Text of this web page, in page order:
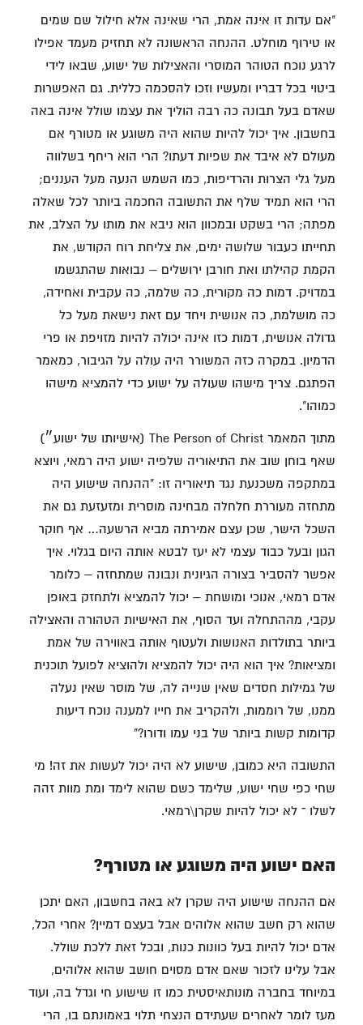
"אם עדות זו אינה אמת, הרי שאינה אלא חילול שם שמים
או טירוף מוחלט. ההנחה הראשונה לא תחזיק מעמד אפילו
לרגע נוכח הטוהר המוסרי והאצילות של ישוע, שבאו לידי
ביטוי בכל דבריו ומעשיו וזכו להסכמה כללית. גם האפשרות
שאדם בעל תבונה כה רבה הוליך את עצמו שולל אינה באה
בחשבון. איך יכול להיות שהוא היה משוגע או מטורף אם
מעולם לא איבד את שפיות דעתו? הרי הוא ריחף בשלווה
מעל גלי הצרות והרדיפות, כמו השמש הנעה מעל העננים;
הרי הוא תמיד שלף את התשובה החכמה ביותר לכל שאלה
מפתה; הרי בשקט ובמכוון הוא ניבא את מותו על הצלב, את
תחייתו כעבור שלושה ימים, את צליחת רוח הקודש, את
הקמת קהילתו ואת חורבן ירושלים – נבואות שהתגשמו
במדויק. דמות כה מקורית, כה שלמה, כה עקבית ואחידה,
כה מושלמת, כה אנושית ויחד עם זאת נישאת מעל כל
גדולה אנושית, דמות כזו אינה יכולה להיות מזויפת או פרי
הדמיון. במקרה כזה המשורר היה עולה על הגיבור, כמאמר
הפתגם. צריך מישהו שעולה על ישוע כדי להמציא מישהו
כמוהו".
מתוך המאמר The Person of Christ (אישיותו של ישוע״)
שאף בוחן שוב את התיאוריה שלפיה ישוע היה רמאי, ויוצא
במתקפה משכנעת נגד תיאוריה זו: "ההנחה שישוע היה
מתחזה מעוררת חלחלה מבחינה מוסרית ומזעזעת גם את
השכל הישר, שכן עצם אמירתה מביא הרשעה… אף חוקר
הגון ובעל כבוד עצמי לא יעז לבטא אותה היום בגלוי. איך
אפשר להסביר בצורה הגיונית ונבונה שמתחזה – כלומר
אדם רמאי, אנוכי ומושחת – יכול להמציא ולתחזק באופן
עקבי, מההתחלה ועד הסוף, את האישיות הטהורה והאצילה
ביותר בתולדות האנושות ולעטוף אותה באווירה של אמת
ומציאות? איך הוא היה יכול להמציא ולהוציא לפועל תוכנית
של גמילות חסדים שאין שנייה לה, של מוסר שאין נעלה
ממנו, של רוממות, ולהקריב את חייו למענה נוכח דיעות
קדומות קשות ביותר של בני עמו ודורו?"
התשובה היא כמובן, שישוע לא היה יכול לעשות את זה! מי
שחי כפי שחי ישוע, שלימד כשם שהוא לימד ומת מוות זהה
לשלו ־ לא יכול להיות שקרן\רמאי.
האם ישוע היה משוגע או מטורף?
אם ההנחה שישוע היה שקרן לא באה בחשבון, האם יתכן
שהוא רק חשב שהוא אלוהים אבל בעצם דמיין? אחרי הכל,
אדם יכול להיות בעל כוונות כנות, ובכל זאת ללכת שולל.
אבל עלינו לזכור שאם אדם מסוים חושב שהוא אלוהים,
במיוחד בחברה מונותאיסטית כמו זו שישוע חי וגדל בה, ועוד
מעז לומר לאחרים שעתידם הנצחי תלוי באמונתם בו, הרי